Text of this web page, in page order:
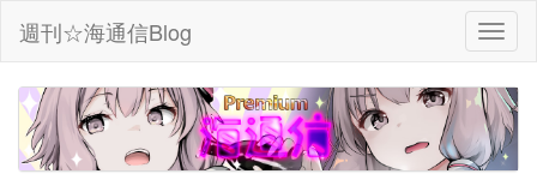
週刊☆海通信Blog